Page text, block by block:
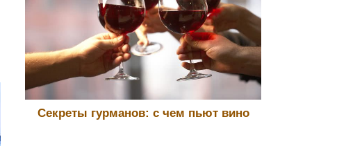
Секреты гурманов: с чем пьют вино